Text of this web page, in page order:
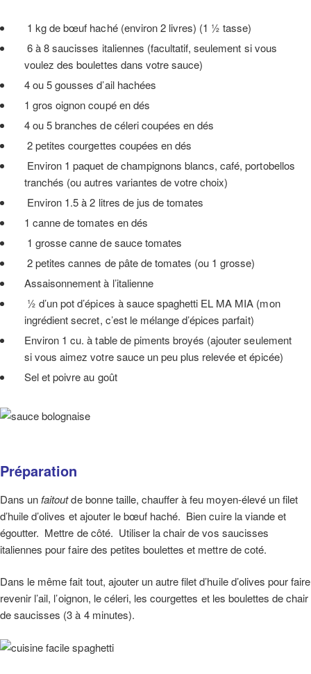
1 kg de bœuf haché (environ 2 livres) (1 ½ tasse)
6 à 8 saucisses italiennes (facultatif, seulement si vous
voulez des boulettes dans votre sauce)
4 ou 5 gousses d’ail hachées
1 gros oignon coupé en dés
4 ou 5 branches de céleri coupées en dés
2 petites courgettes coupées en dés
Environ 1 paquet de champignons blancs, café, portobellos
tranchés (ou autres variantes de votre choix)
Environ 1.5 à 2 litres de jus de tomates
1 canne de tomates en dés
1 grosse canne de sauce tomates
2 petites cannes de pâte de tomates (ou 1 grosse)
Assaisonnement à l’italienne
½ d’un pot d’épices à sauce spaghetti EL MA MIA (mon
ingrédient secret, c’est le mélange d’épices parfait)
Environ 1 cu. à table de piments broyés (ajouter seulement
si vous aimez votre sauce un peu plus relevée et épicée)
Sel et poivre au goût
Préparation
Dans un faitoutde bonne taille, chauffer à feu moyen-élevé un filet
d’huile d’olives et ajouter le bœuf haché. Bien cuire la viande et
égoutter. Mettre de côté. Utiliser la chair de vos saucisses
italiennes pour faire des petites boulettes et mettre de coté.
Dans le même fait tout, ajouter un autre filet d’huile d’olives pour faire
revenir l’ail, l’oignon, le céleri, les courgettes et les boulettes de chair
de saucisses (3 à 4 minutes).